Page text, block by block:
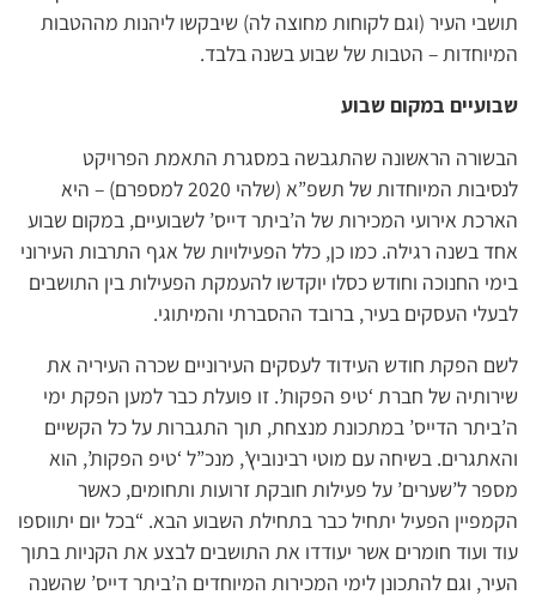
תושבי העיר (וגם לקוחות מחוצה לה) שיבקשו ליהנות מההטבות
המיוחדות – הטבות של שבוע בשנה בלבד.
שבועיים במקום שבוע
הבשורה הראשונה שהתגבשה במסגרת התאמת הפרויקט
לנסיבות המיוחדות של תשפ”א (שלהי 2020 למספרם) – היא
הארכת אירועי המכירות של ה’ביתר דייס’ לשבועיים, במקום שבוע
אחד בשנה רגילה. כמו כן, כלל הפעילויות של אגף התרבות העירוני
בימי החנוכה וחודש כסלו יוקדשו להעמקת הפעילות בין התושבים
לבעלי העסקים בעיר, ברובד ההסברתי והמיתוגי.
לשם הפקת חודש העידוד לעסקים העירוניים שכרה העיריה את
שירותיה של חברת ‘טיפ הפקות’. זו פועלת כבר למען הפקת ימי
ה’ביתר הדייס’ במתכונת מנצחת, תוך התגברות על כל הקשיים
והאתגרים. בשיחה עם מוטי רבינוביץ’, מנכ”ל ‘טיפ הפקות’, הוא
מספר ל’שערים’ על פעילות חובקת זרועות ותחומים, כאשר
הקמפיין הפעיל יתחיל כבר בתחילת השבוע הבא. “בכל יום יתווספו
עוד ועוד חומרים אשר יעודדו את התושבים לבצע את הקניות בתוך
העיר, וגם להתכונן לימי המכירות המיוחדים ה’ביתר דייס’ שהשנה